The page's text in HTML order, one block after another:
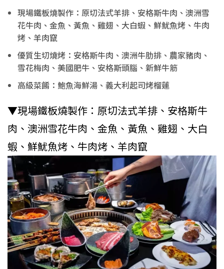
現場鐵板燒製作：原切法式羊排、安格斯牛肉、澳洲雪
花牛肉、金魚、黃魚、雞翅、大白蝦、鮮魷魚烤、牛肉
烤、羊肉竄
優質生切燒烤：安格斯牛肉、澳洲牛肋排、農家豬肉、
雪花梅肉、美國肥牛、安格斯頭腦、新鮮牛筋
高級菜餚：鮑魚海鮮湯、義大利起司烤榴蓮
▼現場鐵板燒製作：原切法式羊排、安格斯牛
肉、澳洲雪花牛肉、金魚、黃魚、雞翅、大白
蝦、鮮魷魚烤、牛肉烤、羊肉竄